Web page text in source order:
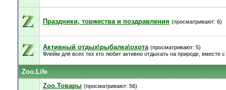
Праздники, торжества и поздравления (просматривают: 6)
Активный отдых\рыбалка\охота (просматривают: 5)
Флейм для всех тех кто любит активно отдыхать на природе, вместе
Zoo.Life
Zoo.Товары (просматривают: 56)